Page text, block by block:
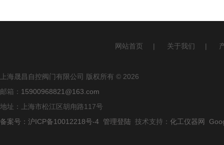
网站首页 | 关于我们 |
上海晟昌自控阀门有限公司 版权所有 © 2026
邮箱： 15900968821@163.com
地址：上海市松江区胡甪路117号
备案号：沪ICP备10012218号-4 管理登陆 技术支持： 化工仪器网